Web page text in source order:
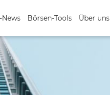
News Börsen-Tools Über uns